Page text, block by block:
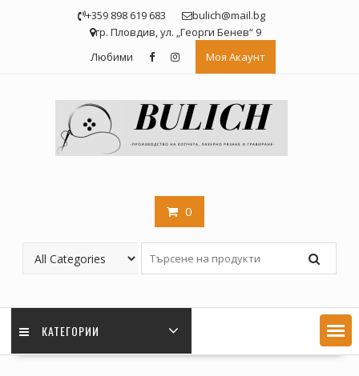
+359 898 619 683
bulich@mail.bg
гр. Пловдив, ул. „Георги Бенев“ 9
Любими
Моя Акаунт
0
КАТЕГОРИИ